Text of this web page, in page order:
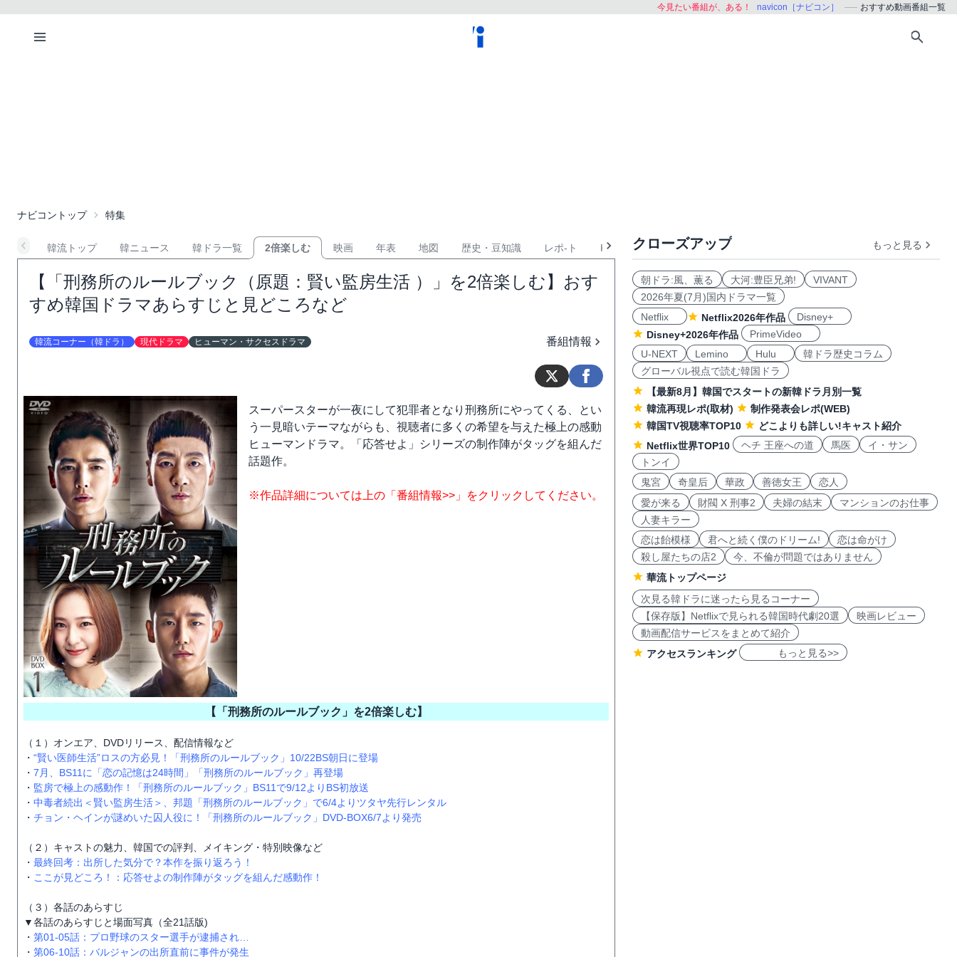
今見たい番組が、ある！ navicon［ナビコン］ おすすめ動画番組一覧
ナビコントップ 特集
韓流トップ 韓ニュース 韓ドラ一覧 2倍楽しむ 映画 年表 地図 歴史・豆知識 レポ-ト KPOP おすすめ
【「刑務所のルールブック（原題：賢い監房生活 ）」を2倍楽しむ】おす
すめ韓国ドラマあらすじと見どころなど
韓流コーナー（韓ドラ） 現代ドラマ ヒューマン・サクセスドラマ 番組情報
スーパースターが一夜にして犯罪者となり刑務所にやってくる、とい
う一見暗いテーマながらも、視聴者に多くの希望を与えた極上の感動
ヒューマンドラマ。「応答せよ」シリーズの制作陣がタッグを組んだ
話題作。
※作品詳細については上の「番組情報>>」をクリックしてください。
【「刑務所のルールブック」を2倍楽しむ】
（１）オンエア、DVDリリース、配信情報など
・ “賢い医師生活”ロスの方必見！「刑務所のルールブック」10/22BS朝日に登場
・ 7月、BS11に「恋の記憶は24時間」「刑務所のルールブック」再登場
・ 監房で極上の感動作！「刑務所のルールブック」BS11で9/12よりBS初放送
・ 中毒者続出＜賢い監房生活＞、邦題「刑務所のルールブック」で6/4よりツタヤ先行レンタル
・ チョン・ヘインが謎めいた囚人役に！「刑務所のルールブック」DVD-BOX6/7より発売
（２）キャストの魅力、韓国での評判、メイキング・特別映像など
・ 最終回考：出所した気分で？本作を振り返ろう！
・ ここが見どころ！：応答せよの制作陣がタッグを組んだ感動作！
（３）各話のあらすじ
▼各話のあらすじと場面写真（全21話版)
・ 第01-05話：プロ野球のスター選手が逮捕され…
・ 第06-10話：バルジャンの出所直前に事件が発生
クローズアップ もっと見る
朝ドラ:風、薫る 大河:豊臣兄弟!
VIVANT
2026年夏(7月)国内ドラマ一覧
Netflix
Netflix2026年作品
Disney+
Disney+2026年作品
PrimeVideo
U-NEXT
Lemino Hulu
韓ドラ歴史コラム
グローバル視点で読む韓国ドラ
【最新8月】韓国でスタートの新韓ドラ月別一覧
韓流再現レポ(取材)
制作発表会レポ(WEB)
韓国TV視聴率TOP10
どこよりも詳しい!キャスト紹介
Netflix世界TOP10
ヘチ 王座への道 馬医
イ・サン
トンイ
鬼宮
奇皇后 華政 善徳女王
恋人
愛が来る
財閥 X 刑事2 夫婦の結末
マンションのお仕事
人妻キラー
恋は飴模様
君へと続く僕のドリーム!
恋は命がけ
殺し屋たちの店2
今、不倫が問題ではありません
華流トップページ
次見る韓ドラに迷ったら見るコーナー
【保存版】Netflixで見られる韓国時代劇20選
映画レビュー
動画配信サービスをまとめて紹介
アクセスランキング
もっと見る>>